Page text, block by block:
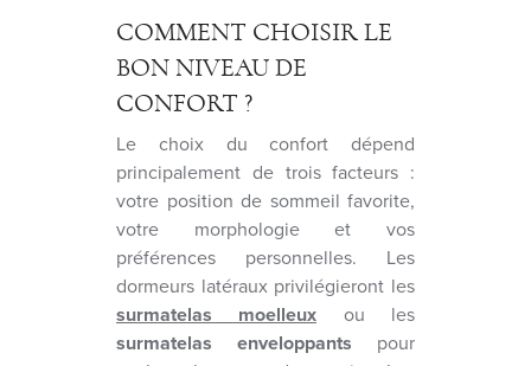
COMMENT CHOISIR LE
BON NIVEAU DE
CONFORT ?
Le choix du confort dépend
principalement de trois facteurs :
votre position de sommeil favorite,
votre morphologie et vos
préférences personnelles. Les
dormeurs latéraux privilégieront les
surmatelas moelleux ou les
surmatelas enveloppants pour